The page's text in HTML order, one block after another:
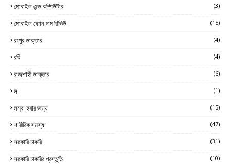
মোবাইল এন্ড কম্পিউটার (3)
মোবাইল ফোন দাম রিভিউ (15)
রংপুর ডাক্তার (4)
রবি (4)
রাজশাহী ডাক্তার (6)
ল (1)
লম্বা হবার জন্য (15)
শারীরিক সমস্যা (47)
সরকারি চাকরি (31)
সরকারি চাকরির প্রস্তুতি (10)